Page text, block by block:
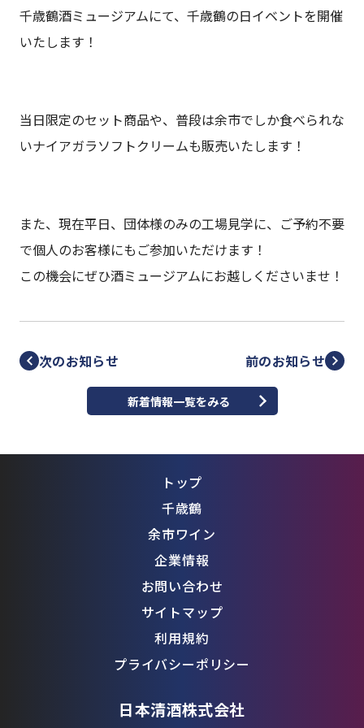
千歳鶴酒ミュージアムにて、千歳鶴の日イベントを開催
いたします！
当日限定のセット商品や、普段は余市でしか食べられな
いナイアガラソフトクリームも販売いたします！
また、現在平日、団体様のみの工場見学に、ご予約不要
で個人のお客様にもご参加いただけます！
この機会にぜひ酒ミュージアムにお越しくださいませ！
次のお知らせ 前のお知らせ
新着情報一覧をみる
トップ
千歳鶴
余市ワイン
企業情報
お問い合わせ
サイトマップ
利用規約
プライバシーポリシー
日本清酒株式会社